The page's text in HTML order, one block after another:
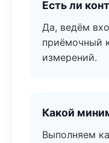
Есть ли
Да, ведём
приёмочный
измерений.
Какой
Выполняем